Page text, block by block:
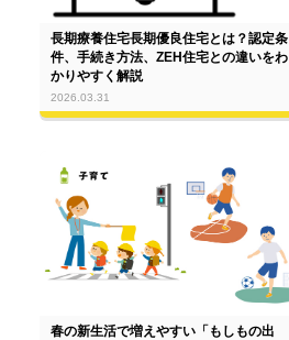
長期療養住宅長期優良住宅とは？認定条
件、手続き方法、ZEH住宅との違いをわ
かりやすく解説
2026.03.31
春の新生活で増えやすい「もしもの出